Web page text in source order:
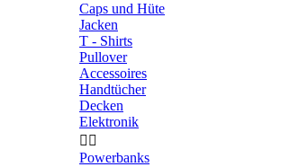
Caps und Hüte
Jacken
T - Shirts
Pullover
Accessoires
Handtücher
Decken
Elektronik
 
Powerbanks